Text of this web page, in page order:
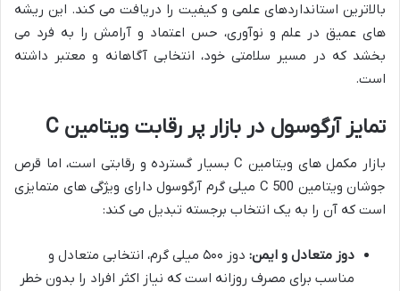
بالاترین استانداردهای علمی و کیفیت را دریافت می کند. این ریشه
های عمیق در علم و نوآوری، حس اعتماد و آرامش را به فرد می
بخشد که در مسیر سلامتی خود، انتخابی آگاهانه و معتبر داشته
است.
تمایز آرگوسول در بازار پر رقابت ویتامین C
بازار مکمل های ویتامین C بسیار گسترده و رقابتی است، اما قرص
جوشان ویتامین C 500 میلی گرم آرگوسول دارای ویژگی های متمایزی
است که آن را به یک انتخاب برجسته تبدیل می کند:
دوز متعادل و ایمن:
دوز ۵۰۰ میلی گرم، انتخابی متعادل و
مناسب برای مصرف روزانه است که نیاز اکثر افراد را بدون خطر